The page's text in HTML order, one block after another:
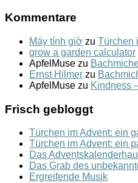
Kommentare
Máy tính giờ zu Türchen
grow a garden calculator
ApfelMuse zu
Ernst Hilmer zu
ApfelMuse zu Kindness
Frisch gebloggt
Türchen im Advent: ein
Türchen im Advent: ein
Das
Das Grab des
Ergreifende Musik